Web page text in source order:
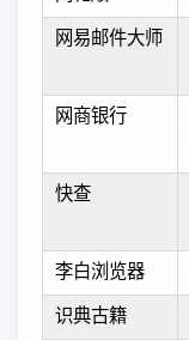
网易邮件大师
网商银行
快查
李白浏览器
识典古籍